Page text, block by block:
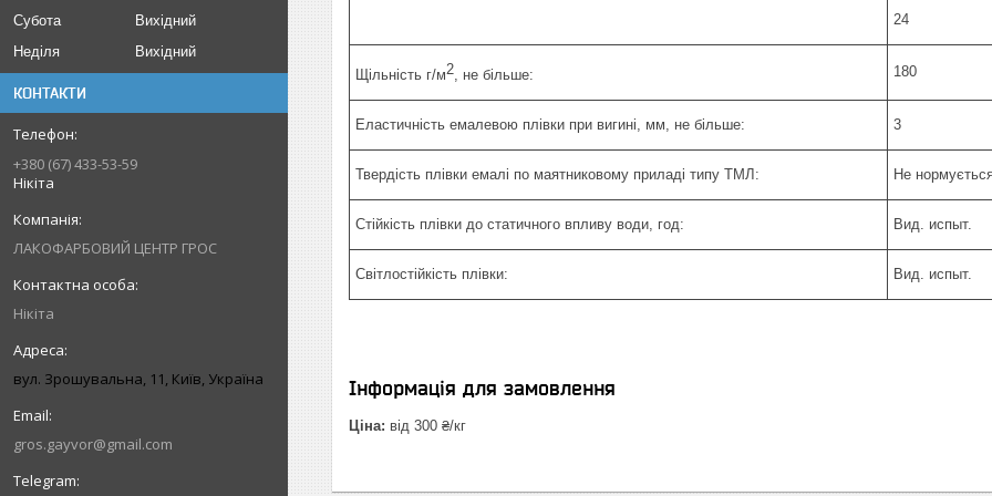
Субота
Вихідний
Неділя
Вихідний
КОНТАКТИ
+380 (67) 433-53-59
Нікіта
ЛАКОФАРБОВИЙ ЦЕНТР ГРОС
Нікіта
вул. Зрошувальна, 11, Київ, Україна
gros.gayvor@gmail.com
24
Щільність г/м2, не більше: 180
Еластичність емалевою плівки при вигині, мм, не більше: 3
Твердість плівки емалі по маятниковому приладі типу ТМЛ: Не
Стійкість плівки до статичного впливу води, год: Вид. испыт.
Світлостійкість плівки: Вид. испыт.
Інформація для замовлення
Ціна: від 300 ₴/кг